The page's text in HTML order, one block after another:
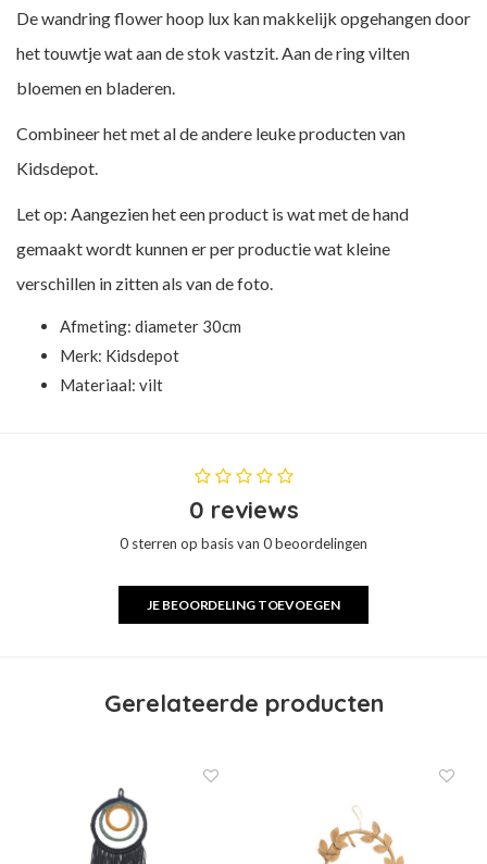
De wandring flower hoop lux kan makkelijk opgehangen door
het touwtje wat aan de stok vastzit. Aan de ring vilten
bloemen en bladeren.
Combineer het met al de andere leuke producten van
Kidsdepot.
Let op: Aangezien het een product is wat met de hand
gemaakt wordt kunnen er per productie wat kleine
verschillen in zitten als van de foto.
Afmeting: diameter 30cm
Merk: Kidsdepot
Materiaal: vilt
0 reviews
0 sterren op basis van 0 beoordelingen
JE BEOORDELING TOEVOEGEN
Gerelateerde producten